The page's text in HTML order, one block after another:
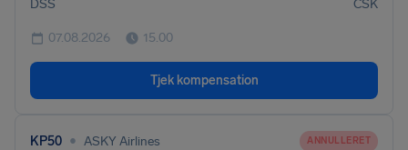
DSS CSK
07.08.2026 15.00
Tjek kompensation
KP50 • ASKY Airlines ANNULLERET